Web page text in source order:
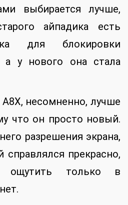
выбирается лучше,
айпадика есть
для блокировки
а у нового она стала
несомненно, лучше
что он просто новый.
разрешения экрана,
прекрасно,
ощутить только в